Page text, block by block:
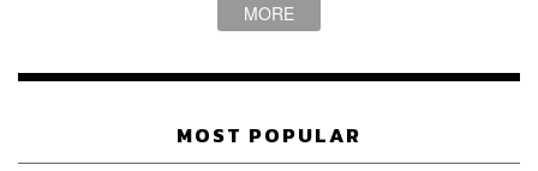
MORE
MOST POPULAR